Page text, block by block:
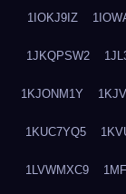
1IOKJ9IZ
1JKQPSW2
1KJONM1Y
1KUC7YQ5
1LVWMXC9